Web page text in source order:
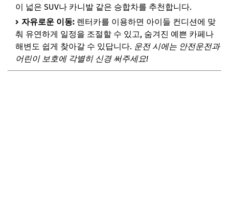
이 넓은 SUV나 카니발 같은 승합차를 추천합니다.
자유로운 이동: 렌터카를 이용하면 아이들 컨디션에 맞
춰 유연하게 일정을 조절할 수 있고, 숨겨진 예쁜 카페나
해변도 쉽게 찾아갈 수 있답니다. 운전 시에는 안전운전과
어린이 보호에 각별히 신경 써주세요!